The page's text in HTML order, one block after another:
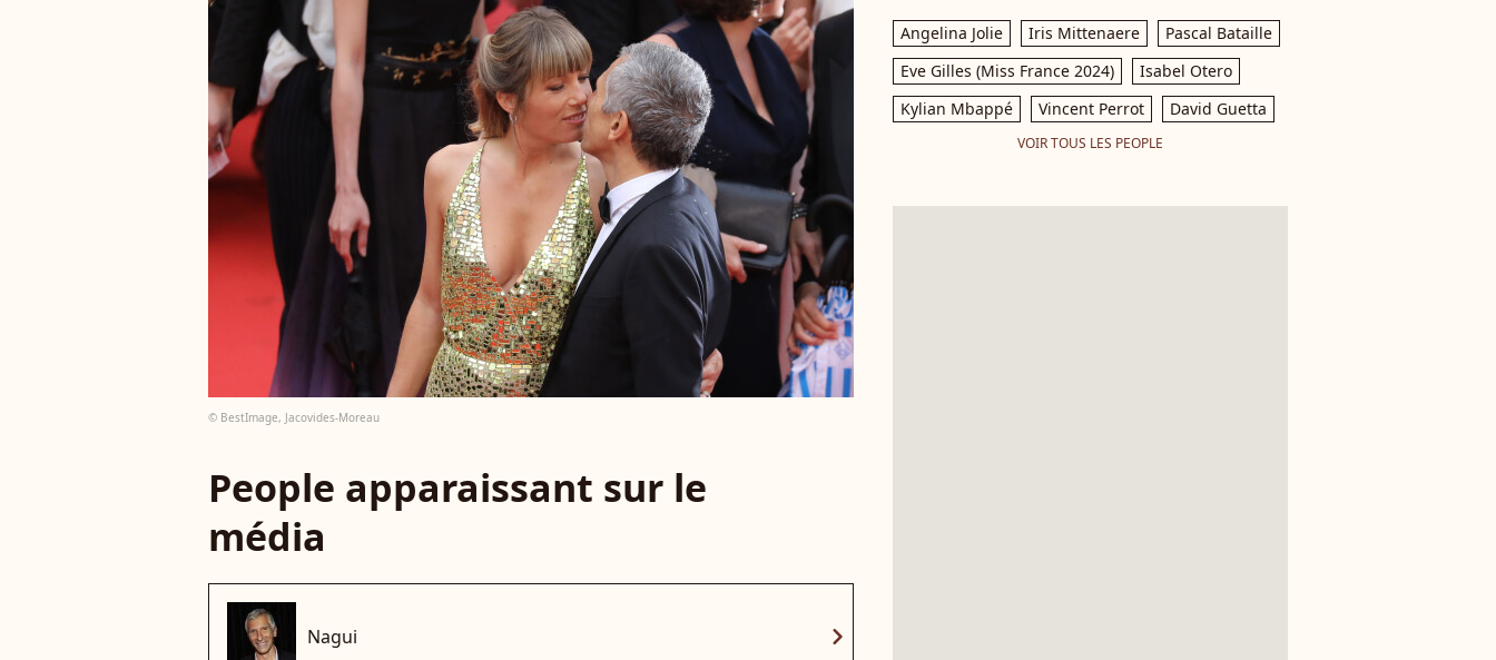
© BestImage, Jacovides-Moreau
People apparaissant sur le
média
Nagui chevron_right
Angelina Jolie Iris Mittenaere
Pascal Bataille
Eve Gilles (Miss France 2024)
Isabel Otero
Kylian Mbappé
Vincent Perrot David Guetta
VOIR TOUS LES PEOPLE